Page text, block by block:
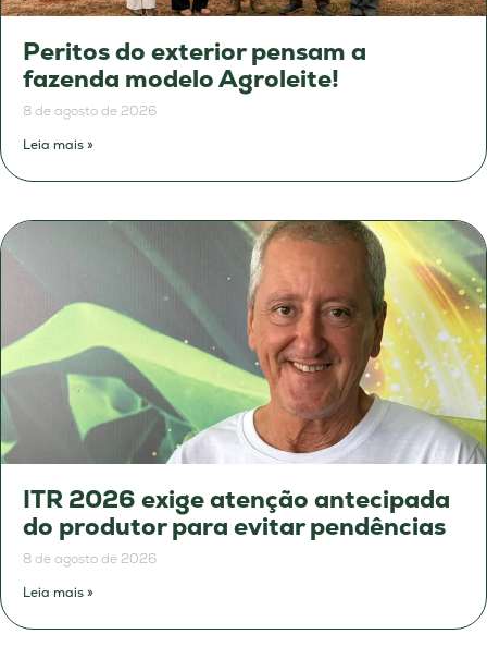
Peritos do exterior pensam a
fazenda modelo Agroleite!
8 de agosto de 2026
Leia mais »
ITR 2026 exige atenção antecipada
do produtor para evitar pendências
8 de agosto de 2026
Leia mais »